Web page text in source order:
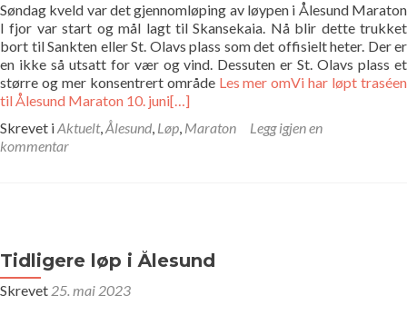
Søndag kveld var det gjennomløping av løypen i Ålesund Maraton
I fjor var start og mål lagt til Skansekaia. Nå blir dette trukket
bort til Sankten eller St. Olavs plass som det offisielt heter. Der er
en ikke så utsatt for vær og vind. Dessuten er St. Olavs plass et
større og mer konsentrert område Les mer omVi har løpt traséen
til Ålesund Maraton 10. juni[…]
Skrevet iAktuelt,Ålesund, Løp, Maraton
Legg igjen en
kommentar
Tidligere løp i Ålesund
Skrevet 25. mai 2023